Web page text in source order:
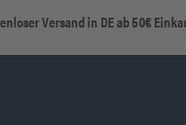
Versand in DE ab 50€